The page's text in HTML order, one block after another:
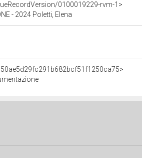
0100019229-rvm-1>
- 2024 Poletti, Elena